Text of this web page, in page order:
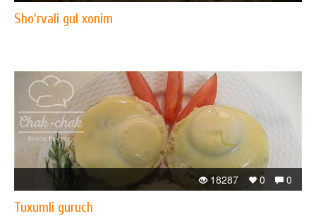
Sho'rvali gul xonim
0
0
18287
Tuxumli guruch